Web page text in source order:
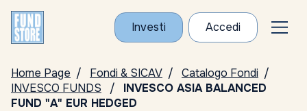
Investi Accedi
Home Page Fondi & SICAV
Catalogo Fondi
INVESCO FUNDS
INVESCO ASIA BALANCED
FUND "A" EUR HEDGED